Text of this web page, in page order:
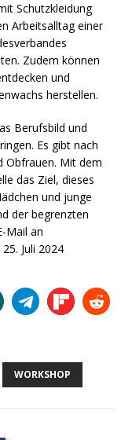
Schutzkleidung
Arbeitsalltag einer
Zudem können
und
herstellen.
Berufsbild und
Es gibt nach
Obfrauen. Mit dem
das Ziel, dieses
und junge
der begrenzten
Mail an
Juli 2024
WORKSHOP